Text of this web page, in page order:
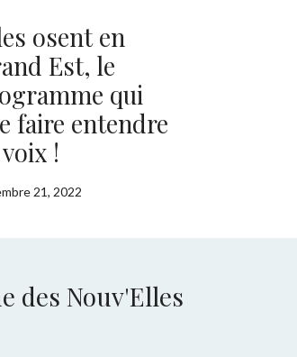
osent en
Est, le
qui
faire entendre
!
21, 2022
des Nouv'Elles